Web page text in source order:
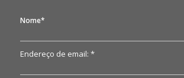
Nome*
Endereço de email: *